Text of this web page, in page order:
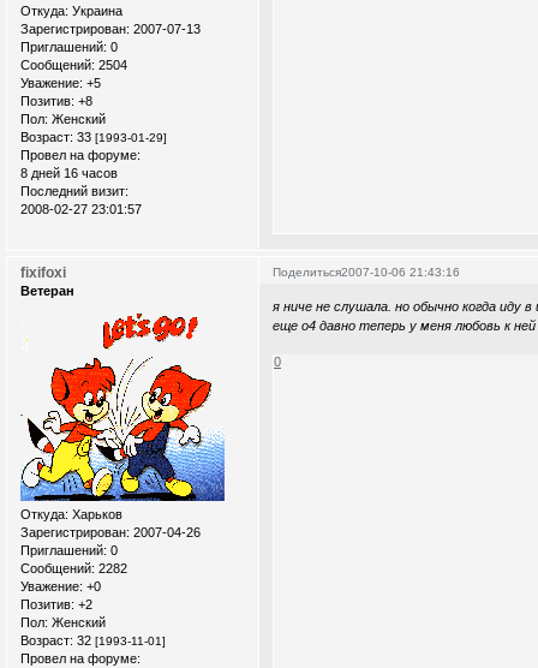
Откуда: Украина
Зарегистрирован: 2007-07-13
Приглашений: 0
Сообщений: 2504
Уважение: +5
Позитив: +8
Пол: Женский
Возраст: 33 [1993-01-29]
Провел на форуме:
8 дней 16 часов
Последний визит:
2008-02-27 23:01:57
Поделиться2007-10-06 21:43:16
fixifoxi
Ветеран
Откуда: Xарьков
Зарегистрирован: 2007-04-26
Приглашений: 0
Сообщений: 2282
Уважение: +0
Позитив: +2
Пол: Женский
Возраст: 32 [1993-11-01]
Провел на форуме:
я ниче не слушала. но обычно когда иду
еще о4 давно теперь у меня любовь к
0